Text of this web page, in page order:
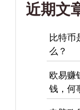
近期文
比特币
么？
欧易赚
钱，何